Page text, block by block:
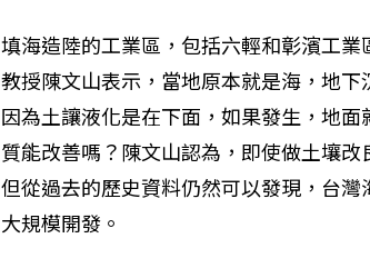
填海造陸的工業區，包括六輕和彰濱工
教授陳文山表示，當地原本就是海，地
因為土讓液化是在下面，如果發生，地
質能改善嗎？陳文山認為，即使做土壤
但從過去的歷史資料仍然可以發現，台
大規模開發。